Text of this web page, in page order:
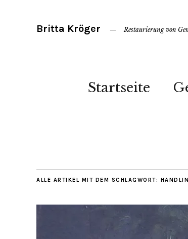
Britta Kröger Restaurierung von
Startseite
ALLE ARTIKEL MIT DEM SCHLAGWORT: